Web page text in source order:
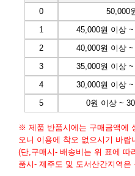
0
50,000
1
45,000원 이상
2
40,000원 이상
3
35,000원 이상
4
30,000원 이상
5
0원 이상 ~
※ 제품 반품시에는 구매금액에
오니 이용에 착오 없으시기 바랍
(단,구매시- 배송비는 위 표에 따
품시- 제주도 및 도서산간지역은